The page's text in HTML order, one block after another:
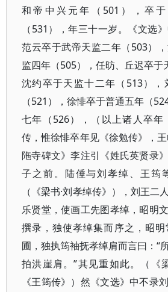
和帝中兴元年（ 501），卒
（531），年三十一岁。《文选
范云卒于武帝天监二年（503）
监四年（505），任昉、丘迟卒于
沈约卒于天监十二年（513），
（521），徐悱卒于普通五年（
七年（526），（以上诸人卒年
传，惟徐悱卒年见《徐勉传》，
陁寺碑文》李注引《姓氏英贤录
子之前。陆倕与刘孝绰、王筠
（《梁书·刘孝绰传》），刘王二
乐贤堂，使画工先图孝绰，昭明
撰录，独使孝绰集而序之，昭
圃，独执筠袖抚孝绰肩而言曰：“
拍洪崖肩。”其见重如此。（《
《王筠传》）然《文选》中不录